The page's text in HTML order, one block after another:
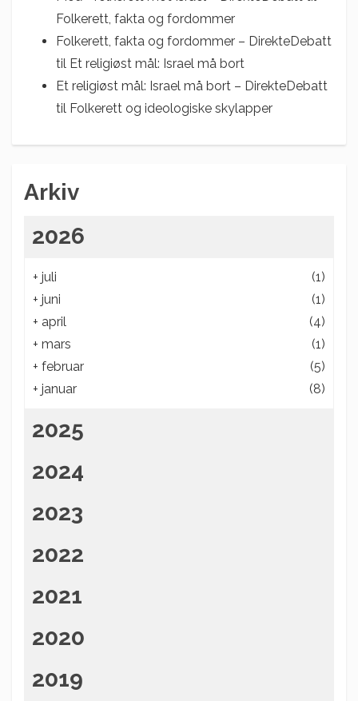
Folkerett, fakta og fordommer
Folkerett, fakta og fordommer – DirekteDebatt
til Et religiøst mål: Israel må bort
Et religiøst mål: Israel må bort – DirekteDebatt
til Folkerett og ideologiske skylapper
Arkiv
2026
+ juli
(1)
+ juni
(1)
+ april
(4)
+ mars
(1)
+ februar
(5)
+ januar (8)
2025
2024
2023
2022
2021
2020
2019